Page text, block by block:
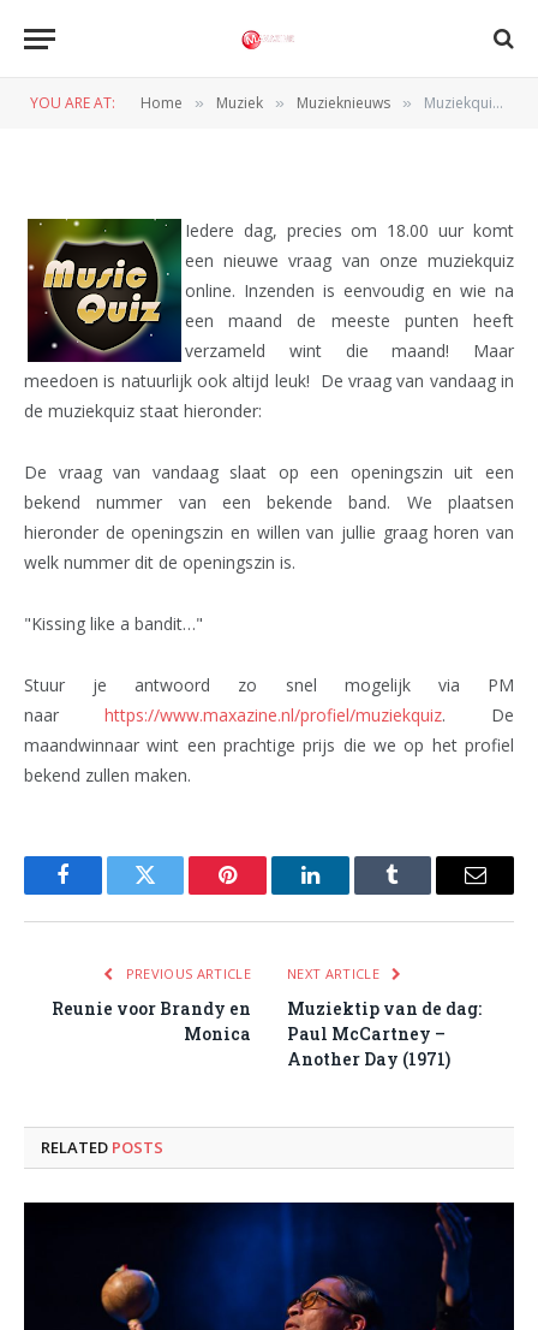
YOU ARE AT: Home » Muziek » Muzieknieuws » Muziekquiz 9: Openingszin
Iedere dag, precies om 18.00 uur komt
een nieuwe vraag van onze muziekquiz
online. Inzenden is eenvoudig en wie na
een maand de meeste punten heeft
verzameld wint die maand! Maar
meedoen is natuurlijk ook altijd leuk! De vraag van vandaag in
de muziekquiz staat hieronder:
De vraag van vandaag slaat op een openingszin uit een
bekend nummer van een bekende band. We plaatsen
hieronder de openingszin en willen van jullie graag horen van
welk nummer dit de openingszin is.
"Kissing like a bandit…"
Stuur je antwoord zo snel mogelijk via PM
naar https://www.maxazine.nl/profiel/muziekquiz. De
maandwinnaar wint een prachtige prijs die we op het profiel
bekend zullen maken.
FacebookTwitter Pinterest LinkedInTumblr Email
PREVIOUS ARTICLE
Reunie voor Brandy en
Monica
NEXT ARTICLE
Muziektip van de dag:
Paul McCartney –
Another Day (1971)
RELATED POSTS